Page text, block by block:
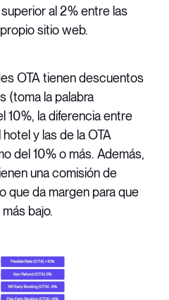
al 2% entre las
sitio web.
OTA tienen descuentos
(toma la palabra
10%, la diferencia entre
y las de la OTA
del 10% o más. Además,
una comisión de
que da margen para que
bajo.